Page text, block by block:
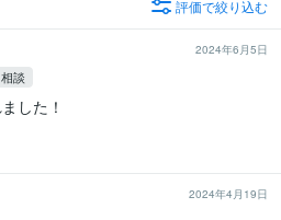
評価で絞り込む
2024年6月5日
談
した！
2024年4月19日